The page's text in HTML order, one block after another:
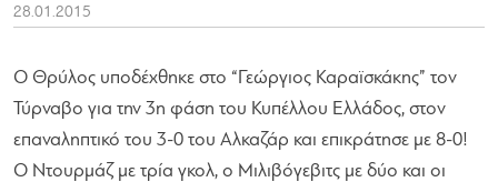
28.01.2015
Ο Θρύλος υποδέχθηκε στο “Γεώργιος Καραϊσκάκης” τον
Τύρναβο για την 3η φάση του Κυπέλλου Ελλάδος, στον
επαναληπτικό του 3-0 του Αλκαζάρ και επικράτησε με 8-0!
Ο Ντουρμάζ με τρία γκολ, ο Μιλιβόγεβιτς με δύο και οι